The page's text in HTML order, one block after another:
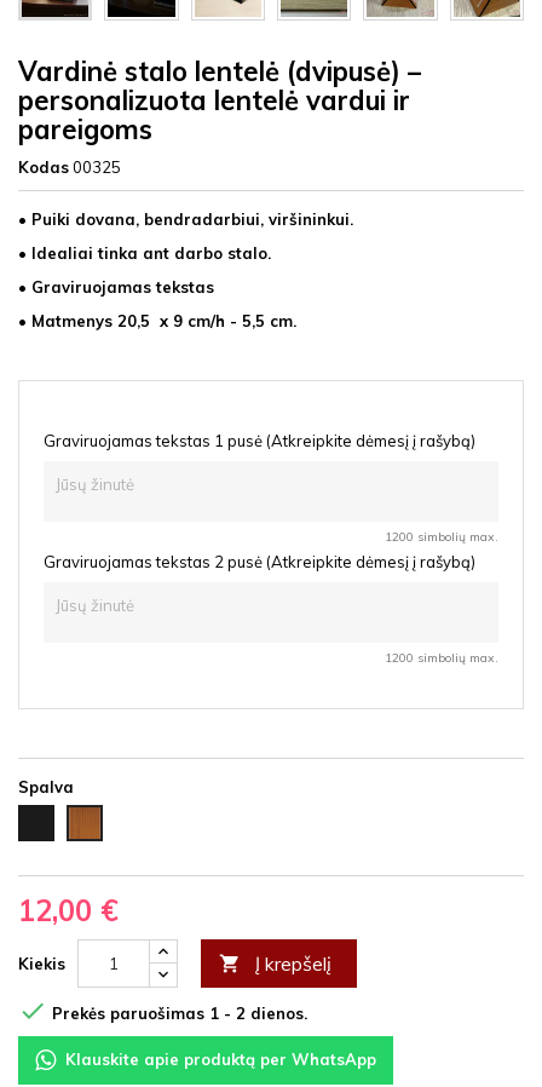
Vardinė stalo lentelė (dvipusė) –
personalizuota lentelė vardui ir
pareigoms
Kodas00325
• Puiki dovana, bendradarbiui, viršininkui.
• Idealiai tinka ant darbo stalo.
• Graviruojamas tekstas
• Matmenys 20,5 x 9 cm/h - 5,5 cm.
Graviruojamas tekstas 1 pusė (Atkreipkite dėmesį į rašybą)
1200 simbolių max.
Graviruojamas tekstas 2 pusė (Atkreipkite dėmesį į rašybą)
1200 simbolių max.
Spalva
HDF
HDF
12,00 €
Kiekis  Į krepšelį
 Prekės paruošimas 1 - 2 dienos.
Klauskite apie produktą per WhatsApp